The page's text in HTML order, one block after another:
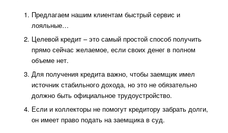
Предлагаем нашим клиентам быстрый сервис и
лояльные…
Целевой кредит – это самый простой способ получить
прямо сейчас желаемое, если своих денег в полном
объеме нет.
Для получения кредита важно, чтобы заемщик имел
источник стабильного дохода, но это не обязательно
должно быть официальное трудоустройство.
Если и коллекторы не помогут кредитору забрать долги,
он имеет право подать на заемщика в суд.